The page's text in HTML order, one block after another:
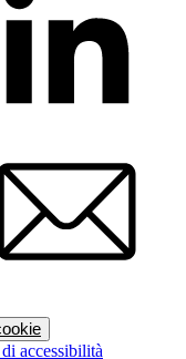
accessibilità